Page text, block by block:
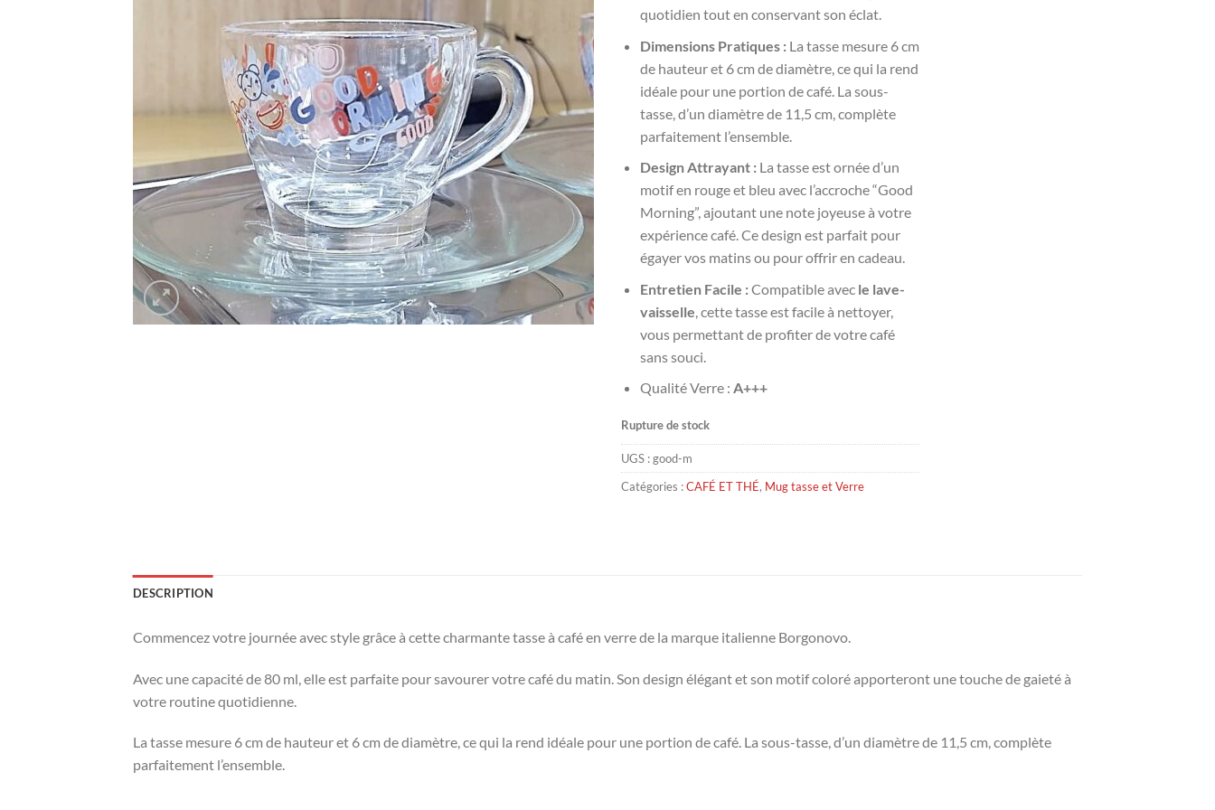
quotidien tout en conservant son éclat.
Dimensions Pratiques :La tasse mesure 6 cm
de hauteur et 6 cm de diamètre, ce qui la rend
idéale pour une portion de café. La sous-
tasse, d’un diamètre de 11,5 cm, complète
parfaitement l’ensemble.
Design Attrayant :La tasse est ornée d’un
motif en rouge et bleu avec l’accroche “Good
Morning”, ajoutant une note joyeuse à votre
expérience café. Ce design est parfait pour
égayer vos matins ou pour offrir en cadeau.
Entretien Facile :Compatible avec le lave-
vaisselle , cette tasse est facile à nettoyer,
vous permettant de profiter de votre café
sans souci.
Qualité Verre : A+++
Rupture de stock
UGS :good-m
Catégories :CAFÉ ET THÉ, Mug tasse et Verre
DESCRIPTION
Commencez votre journée avec style grâce à cette charmante tasse à café en verre de la marque italienne Borgonovo.
Avec une capacité de 80 ml, elle est parfaite pour savourer votre café du matin. Son design élégant et son motif coloré apporteront une touche de gaieté à
votre routine quotidienne.
La tasse mesure 6 cm de hauteur et 6 cm de diamètre, ce qui la rend idéale pour une portion de café. La sous-tasse, d’un diamètre de 11,5 cm, complète
parfaitement l’ensemble.